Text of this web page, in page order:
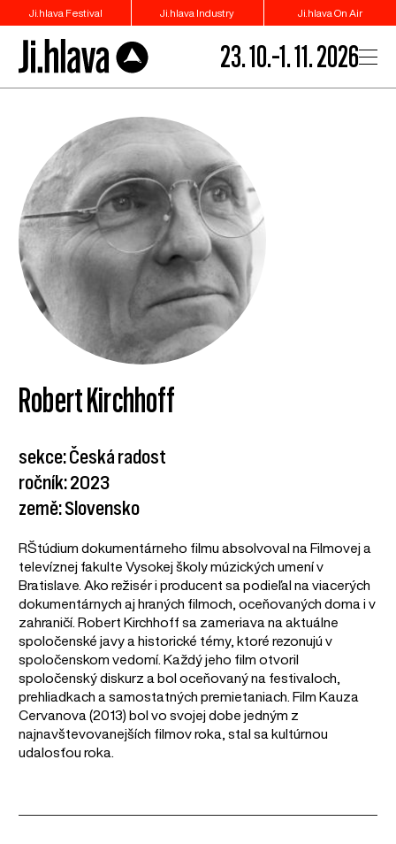
Ji.hlava Festival Ji.hlava Industry Ji.hlava On Air
23. 10.–1. 11. 2026
Robert Kirchhoff
sekce: Česká radost
ročník: 2023
země: Slovensko
RŠtúdium dokumentárneho filmu absolvoval na Filmovej a
televíznej fakulte Vysokej školy múzických umení v
Bratislave. Ako režisér i producent sa podieľal na viacerých
dokumentárnych aj hraných filmoch, oceňovaných doma i v
zahraničí. Robert Kirchhoff sa zameriava na aktuálne
spoločenské javy a historické témy, ktoré rezonujú v
spoločenskom vedomí. Každý jeho film otvoril
spoločenský diskurz a bol oceňovaný na festivaloch,
prehliadkach a samostatných premietaniach. Film Kauza
Cervanova (2013) bol vo svojej dobe jedným z
najnavštevovanejších filmov roka, stal sa kultúrnou
udalosťou roka.